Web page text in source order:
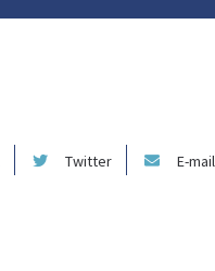
Twitter E-mail